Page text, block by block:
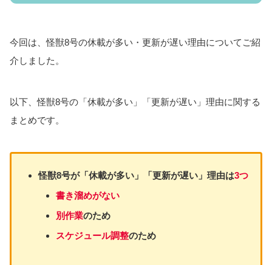
今回は、怪獣8号の休載が多い・更新が遅い理由についてご紹
介しました。
以下、怪獣8号の「休載が多い」「更新が遅い」理由に関する
まとめです。
怪獣8号が「休載が多い」「更新が遅い」理由は3つ
書き溜めがない
別作業のため
スケジュール調整のため